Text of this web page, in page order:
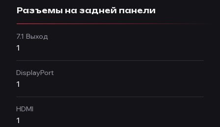
Разъемы на задней панели
7.1 Выход
1
DisplayPort
1
HDMI
1